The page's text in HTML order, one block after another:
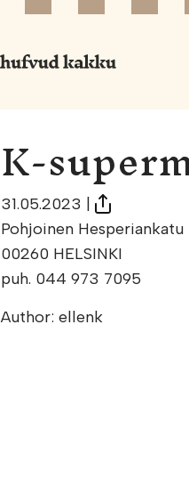
K-
31.05.2023
Pohjoinen
00260 HELSINKI
puh. 044 973 7095
Author: ellenk